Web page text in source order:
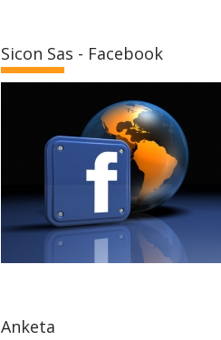
Sicon Sas - Facebook
Anketa